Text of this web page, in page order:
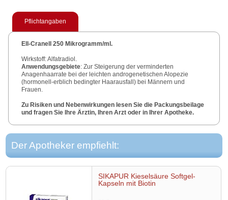
Pflichtangaben
Ell-Cranell 250 Mikrogramm/ml.
Wirkstoff: Alfatradiol.
Anwendungsgebiete: Zur Steigerung der verminderten
Anagenhaarrate bei der leichten androgenetischen Alopezie
(hormonell-erblich bedingter Haarausfall) bei Männern und
Frauen.
Zu Risiken und Nebenwirkungen lesen Sie die Packungsbeilage
und fragen Sie Ihre Ärztin, Ihren Arzt oder in Ihrer Apotheke.
Der Apotheker empfiehlt:
SIKAPUR Kieselsäure Softgel-
Kapseln mit Biotin